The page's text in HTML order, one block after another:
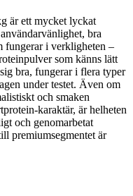
är ett mycket lyckat
bra
fungerar i verkligheten –
som känns lätt
bra, fungerar i flera typer
under testet. Även om
och smaken
karaktär, är helheten
och genomarbetat
premiumsegmentet är